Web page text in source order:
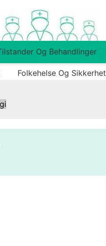
Og Behandlinger
Folkehelse Og Sikkerhet